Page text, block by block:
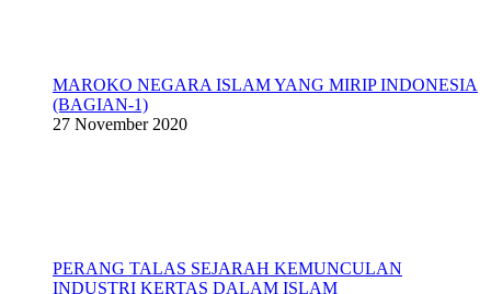
MAROKO NEGARA ISLAM YANG MIRIP INDONESIA
(BAGIAN-1)
27 November 2020
PERANG TALAS SEJARAH KEMUNCULAN
INDUSTRI KERTAS DALAM ISLAM